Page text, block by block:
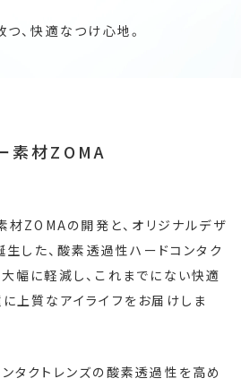
、快適なつけ心地。
素材ZOMA
材ZOMAの開発と、オリジナルデザ
した、酸素透過性ハードコンタク
幅に軽減し、これまでにない快適
上質なアイライフをお届けしま
タクトレンズの酸素透過性を高め